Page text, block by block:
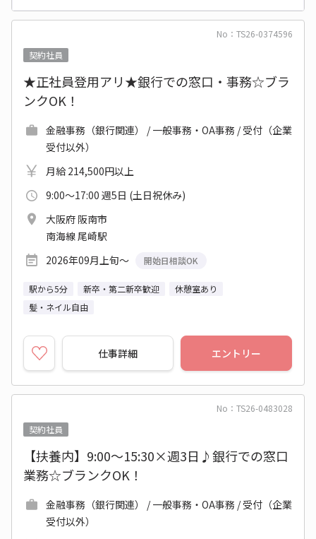
No：TS26-0374596
契約社員
★正社員登用アリ★銀行での窓口・事務☆ブラ
ンクOK！
金融事務（銀行関連） / 一般事務・OA事務 / 受付（企業
受付以外）
月給 214,500円以上
9:00～17:00 週5日 (土日祝休み)
大阪府 阪南市
南海線 尾崎駅
2026年09月上旬～
開始日相談OK
駅から5分 新卒・第二新卒歓迎
休憩室あり
髪・ネイル自由
仕事詳細 エントリー
No：TS26-0483028
契約社員
【扶養内】9:00～15:30×週3日♪銀行での窓口
業務☆ブランクOK！
金融事務（銀行関連） / 一般事務・OA事務 / 受付（企業
受付以外）